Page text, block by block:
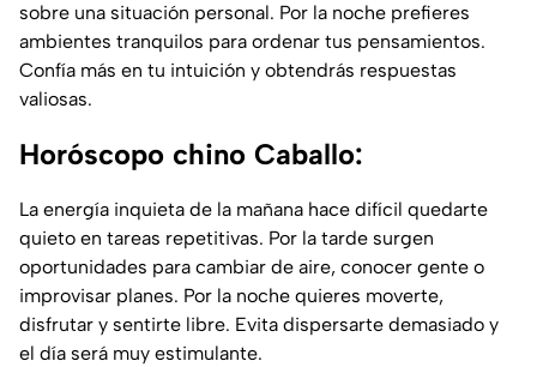
sobre una situación personal. Por la noche prefieres
ambientes tranquilos para ordenar tus pensamientos.
Confía más en tu intuición y obtendrás respuestas
valiosas.
Horóscopo chino Caballo:
La energía inquieta de la mañana hace difícil quedarte
quieto en tareas repetitivas. Por la tarde surgen
oportunidades para cambiar de aire, conocer gente o
improvisar planes. Por la noche quieres moverte,
disfrutar y sentirte libre. Evita dispersarte demasiado y
el día será muy estimulante.